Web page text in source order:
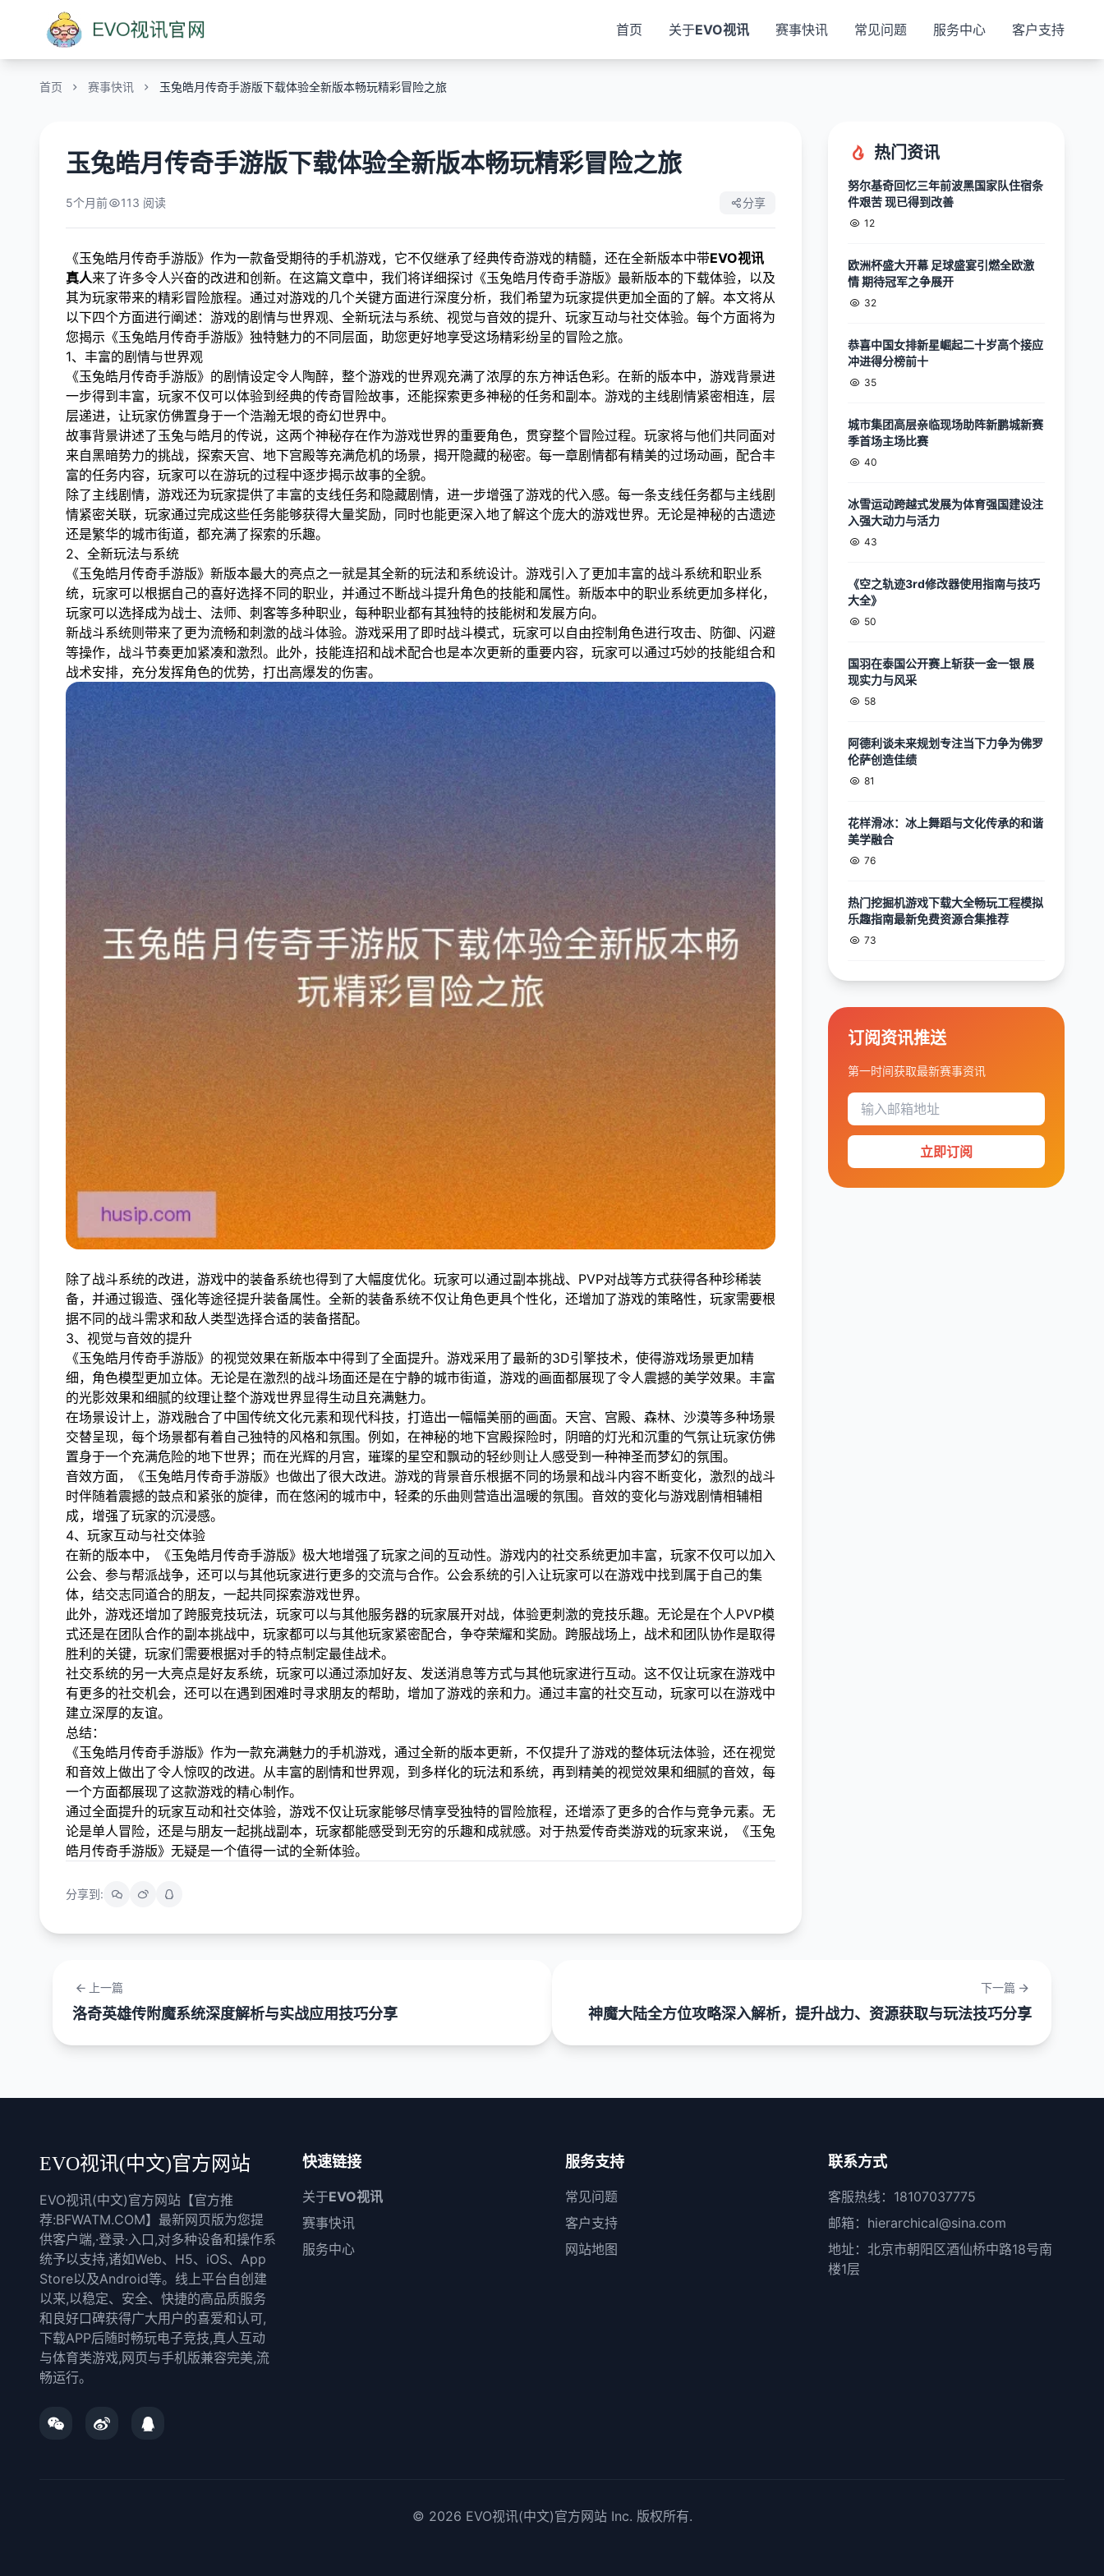
首页 关于EVO视讯 赛事快讯 常见问题 服务中心 客户支持
首页 赛事快讯 玉兔皓月传奇手游版下载体验全新版本畅玩精彩冒险之旅
玉兔皓月传奇手游版下载体验全新版本畅玩精彩冒险之旅
5个月前 113 阅读 分享
《玉兔皓月传奇手游版》作为一款备受期待的手机游戏，它不仅继承了经典传奇游戏的精髓，还在全新版本中带EVO视讯
真人来了许多令人兴奋的改进和创新。在这篇文章中，我们将详细探讨《玉兔皓月传奇手游版》最新版本的下载体验，以及
其为玩家带来的精彩冒险旅程。通过对游戏的几个关键方面进行深度分析，我们希望为玩家提供更加全面的了解。本文将从
以下四个方面进行阐述：游戏的剧情与世界观、全新玩法与系统、视觉与音效的提升、玩家互动与社交体验。每个方面将为
您揭示《玉兔皓月传奇手游版》独特魅力的不同层面，助您更好地享受这场精彩纷呈的冒险之旅。
1、丰富的剧情与世界观
《玉兔皓月传奇手游版》的剧情设定令人陶醉，整个游戏的世界观充满了浓厚的东方神话色彩。在新的版本中，游戏背景进
一步得到丰富，玩家不仅可以体验到经典的传奇冒险故事，还能探索更多神秘的任务和副本。游戏的主线剧情紧密相连，层
层递进，让玩家仿佛置身于一个浩瀚无垠的奇幻世界中。
故事背景讲述了玉兔与皓月的传说，这两个神秘存在作为游戏世界的重要角色，贯穿整个冒险过程。玩家将与他们共同面对
来自黑暗势力的挑战，探索天宫、地下宫殿等充满危机的场景，揭开隐藏的秘密。每一章剧情都有精美的过场动画，配合丰
富的任务内容，玩家可以在游玩的过程中逐步揭示故事的全貌。
除了主线剧情，游戏还为玩家提供了丰富的支线任务和隐藏剧情，进一步增强了游戏的代入感。每一条支线任务都与主线剧
情紧密关联，玩家通过完成这些任务能够获得大量奖励，同时也能更深入地了解这个庞大的游戏世界。无论是神秘的古遗迹
还是繁华的城市街道，都充满了探索的乐趣。
2、全新玩法与系统
《玉兔皓月传奇手游版》新版本最大的亮点之一就是其全新的玩法和系统设计。游戏引入了更加丰富的战斗系统和职业系
统，玩家可以根据自己的喜好选择不同的职业，并通过不断战斗提升角色的技能和属性。新版本中的职业系统更加多样化，
玩家可以选择成为战士、法师、刺客等多种职业，每种职业都有其独特的技能树和发展方向。
新战斗系统则带来了更为流畅和刺激的战斗体验。游戏采用了即时战斗模式，玩家可以自由控制角色进行攻击、防御、闪避
等操作，战斗节奏更加紧凑和激烈。此外，技能连招和战术配合也是本次更新的重要内容，玩家可以通过巧妙的技能组合和
战术安排，充分发挥角色的优势，打出高爆发的伤害。
除了战斗系统的改进，游戏中的装备系统也得到了大幅度优化。玩家可以通过副本挑战、PVP对战等方式获得各种珍稀装
备，并通过锻造、强化等途径提升装备属性。全新的装备系统不仅让角色更具个性化，还增加了游戏的策略性，玩家需要根
据不同的战斗需求和敌人类型选择合适的装备搭配。
3、视觉与音效的提升
《玉兔皓月传奇手游版》的视觉效果在新版本中得到了全面提升。游戏采用了最新的3D引擎技术，使得游戏场景更加精
细，角色模型更加立体。无论是在激烈的战斗场面还是在宁静的城市街道，游戏的画面都展现了令人震撼的美学效果。丰富
的光影效果和细腻的纹理让整个游戏世界显得生动且充满魅力。
在场景设计上，游戏融合了中国传统文化元素和现代科技，打造出一幅幅美丽的画面。天宫、宫殿、森林、沙漠等多种场景
交替呈现，每个场景都有着自己独特的风格和氛围。例如，在神秘的地下宫殿探险时，阴暗的灯光和沉重的气氛让玩家仿佛
置身于一个充满危险的地下世界；而在光辉的月宫，璀璨的星空和飘动的轻纱则让人感受到一种神圣而梦幻的氛围。
音效方面，《玉兔皓月传奇手游版》也做出了很大改进。游戏的背景音乐根据不同的场景和战斗内容不断变化，激烈的战斗
时伴随着震撼的鼓点和紧张的旋律，而在悠闲的城市中，轻柔的乐曲则营造出温暖的氛围。音效的变化与游戏剧情相辅相
成，增强了玩家的沉浸感。
4、玩家互动与社交体验
在新的版本中，《玉兔皓月传奇手游版》极大地增强了玩家之间的互动性。游戏内的社交系统更加丰富，玩家不仅可以加入
公会、参与帮派战争，还可以与其他玩家进行更多的交流与合作。公会系统的引入让玩家可以在游戏中找到属于自己的集
体，结交志同道合的朋友，一起共同探索游戏世界。
此外，游戏还增加了跨服竞技玩法，玩家可以与其他服务器的玩家展开对战，体验更刺激的竞技乐趣。无论是在个人PVP模
式还是在团队合作的副本挑战中，玩家都可以与其他玩家紧密配合，争夺荣耀和奖励。跨服战场上，战术和团队协作是取得
胜利的关键，玩家们需要根据对手的特点制定最佳战术。
社交系统的另一大亮点是好友系统，玩家可以通过添加好友、发送消息等方式与其他玩家进行互动。这不仅让玩家在游戏中
有更多的社交机会，还可以在遇到困难时寻求朋友的帮助，增加了游戏的亲和力。通过丰富的社交互动，玩家可以在游戏中
建立深厚的友谊。
总结：
《玉兔皓月传奇手游版》作为一款充满魅力的手机游戏，通过全新的版本更新，不仅提升了游戏的整体玩法体验，还在视觉
和音效上做出了令人惊叹的改进。从丰富的剧情和世界观，到多样化的玩法和系统，再到精美的视觉效果和细腻的音效，每
一个方面都展现了这款游戏的精心制作。
通过全面提升的玩家互动和社交体验，游戏不仅让玩家能够尽情享受独特的冒险旅程，还增添了更多的合作与竞争元素。无
论是单人冒险，还是与朋友一起挑战副本，玩家都能感受到无穷的乐趣和成就感。对于热爱传奇类游戏的玩家来说，《玉兔
皓月传奇手游版》无疑是一个值得一试的全新体验。
分享到:
热门资讯
努尔基奇回忆三年前波黑国家队住宿条
件艰苦 现已得到改善
12
欧洲杯盛大开幕 足球盛宴引燃全欧激
情 期待冠军之争展开
32
恭喜中国女排新星崛起二十岁高个接应
冲进得分榜前十
35
城市集团高层亲临现场助阵新鹏城新赛
季首场主场比赛
40
冰雪运动跨越式发展为体育强国建设注
入强大动力与活力
43
《空之轨迹3rd修改器使用指南与技巧
大全》
50
国羽在泰国公开赛上斩获一金一银 展
现实力与风采
58
阿德利谈未来规划专注当下力争为佛罗
伦萨创造佳绩
81
花样滑冰：冰上舞蹈与文化传承的和谐
美学融合
76
热门挖掘机游戏下载大全畅玩工程模拟
乐趣指南最新免费资源合集推荐
73
订阅资讯推送
第一时间获取最新赛事资讯
立即订阅
上一篇
洛奇英雄传附魔系统深度解析与实战应用技巧分享
下一篇
神魔大陆全方位攻略深入解析，提升战力、资源获取与玩法技巧分享
EVO视讯(中文)官方网站
EVO视讯(中文)官方网站【官方推
荐:BFWATM.COM】最新网页版为您提
供客户端,·登录·入口,对多种设备和操作系
统予以支持,诸如Web、H5、iOS、App
Store以及Android等。线上平台自创建
以来,以稳定、安全、快捷的高品质服务
和良好口碑获得广大用户的喜爱和认可,
下载APP后随时畅玩电子竞技,真人互动
与体育类游戏,网页与手机版兼容完美,流
畅运行。
快速链接
关于EVO视讯
赛事快讯
服务中心
服务支持
常见问题
客户支持
网站地图
联系方式
客服热线：18107037775
邮箱：hierarchical@sina.com
地址：北京市朝阳区酒仙桥中路18号南
楼1层
© 2026 EVO视讯(中文)官方网站Inc. 版权所有.